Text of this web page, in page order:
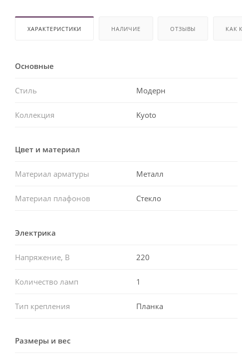
ХАРАКТЕРИСТИКИ НАЛИЧИЕ ОТЗЫВЫ КАК
Основные
Стиль Модерн
Коллекция Kyoto
Цвет и материал
Материал арматуры Металл
Материал плафонов Стекло
Электрика
Напряжение, В 220
Количество ламп 1
Тип крепления Планка
Размеры и вес